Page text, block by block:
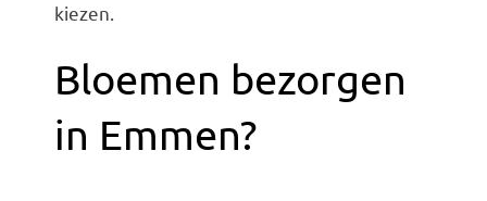
kiezen.
Bloemen bezorgen
in Emmen?